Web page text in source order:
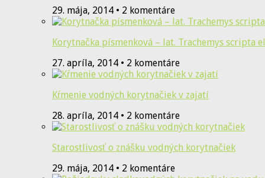
29. mája, 2014 • 2 komentáre
Korytnačka písmenková – lat. Trachemys scripta
27. apríla, 2014 • 2 komentáre
Kŕmenie vodných korytnačiek v zajatí
28. apríla, 2014 • 2 komentáre
Starostlivosť o znášku vodných korytnačiek
29. mája, 2014 • 2 komentáre